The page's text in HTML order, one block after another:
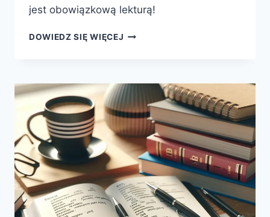
jest obowiązkową lekturą!
DOWIEDZ SIĘ WIĘCEJ CZASOWNIKI
POLSKIM
PRZEWODNIK
UCZĄCYCH
SIĘ